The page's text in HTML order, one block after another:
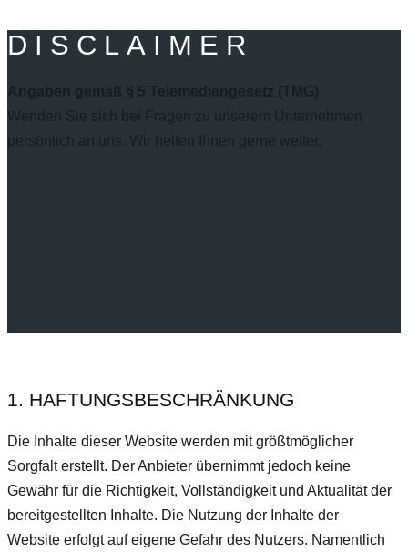
DISCLAIMER
Angaben gemäß § 5 Telemediengesetz (TMG)
Wenden Sie sich bei Fragen zu unserem Unternehmen
persönlich an uns. Wir helfen Ihnen gerne weiter.
1. HAFTUNGSBESCHRÄNKUNG
Die Inhalte dieser Website werden mit größtmöglicher
Sorgfalt erstellt. Der Anbieter übernimmt jedoch keine
Gewähr für die Richtigkeit, Vollständigkeit und Aktualität der
bereitgestellten Inhalte. Die Nutzung der Inhalte der
Website erfolgt auf eigene Gefahr des Nutzers. Namentlich